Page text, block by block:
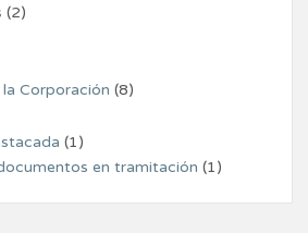
(2)
Corporación (8)
(1)
en tramitación (1)